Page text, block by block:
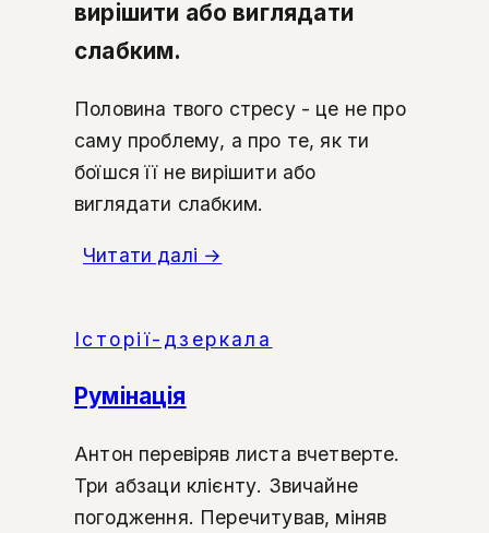
вирішити або виглядати
слабким.
Половина твого стресу - це не про
саму проблему, а про те, як ти
боїшся її не вирішити або
виглядати слабким.
Читати далі →
Історії-дзеркала
Румінація
Антон перевіряв листа вчетверте.
Три абзаци клієнту. Звичайне
погодження. Перечитував, міняв